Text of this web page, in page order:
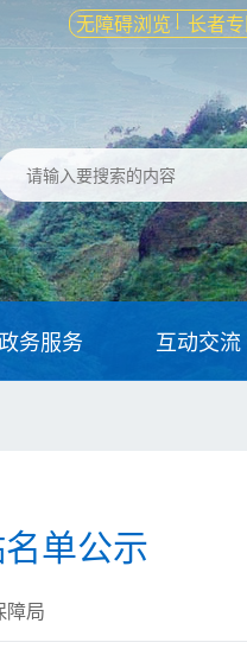
无障碍浏览 长者
务服务 互动交流
单公示
障局